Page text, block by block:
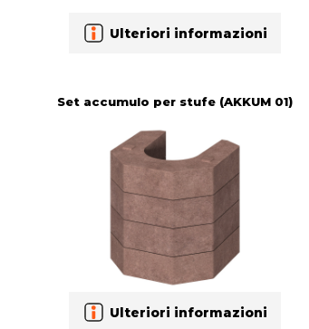
Ulteriori informazioni
Set accumulo per stufe (AKKUM 01)
Ulteriori informazioni